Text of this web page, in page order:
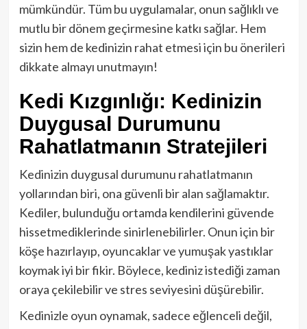
mümkündür. Tüm bu uygulamalar, onun sağlıklı ve
mutlu bir dönem geçirmesine katkı sağlar. Hem
sizin hem de kedinizin rahat etmesi için bu önerileri
dikkate almayı unutmayın!
Kedi Kızgınlığı: Kedinizin
Duygusal Durumunu
Rahatlatmanın Stratejileri
Kedinizin duygusal durumunu rahatlatmanın
yollarından biri, ona güvenli bir alan sağlamaktır.
Kediler, bulunduğu ortamda kendilerini güvende
hissetmediklerinde sinirlenebilirler. Onun için bir
köşe hazırlayıp, oyuncaklar ve yumuşak yastıklar
koymak iyi bir fikir. Böylece, kediniz istediği zaman
oraya çekilebilir ve stres seviyesini düşürebilir.
Kedinizle oyun oynamak, sadece eğlenceli değil,